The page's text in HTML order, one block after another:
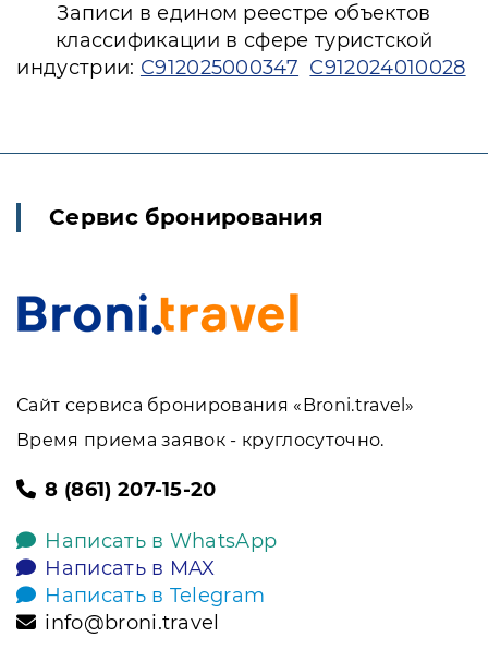
Записи в едином реестре объектов
классификации в сфере туристской
индустрии: С912025000347 С912024010028
Сервис бронирования
Сайт сервиса бронирования «Broni.travel»
Время приема заявок - круглосуточно.
8 (861) 207-15-20
Написать в WhatsApp
Написать в MAX
Написать в Telegram
info@broni.travel